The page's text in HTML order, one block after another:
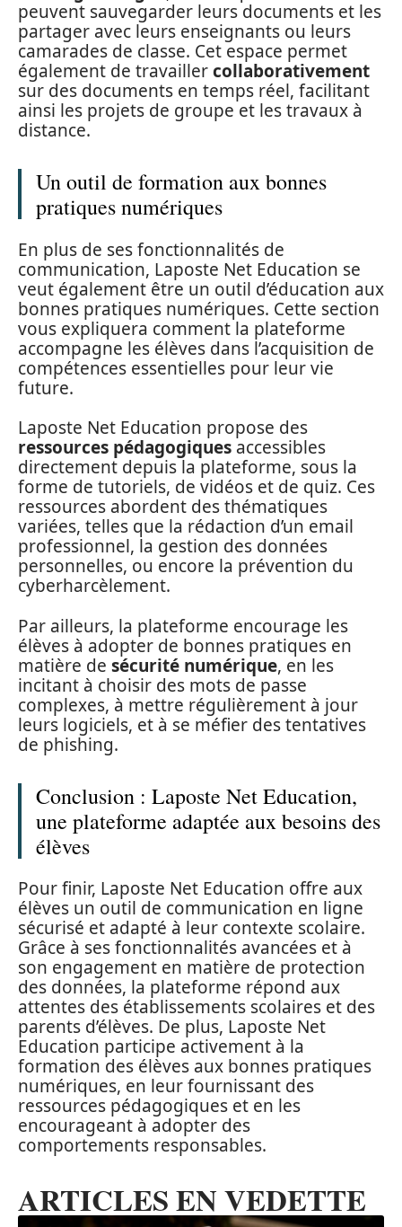
peuvent sauvegarder leurs documents et les
partager avec leurs enseignants ou leurs
camarades de classe. Cet espace permet
également de travaillercollaborativement
sur des documents en temps réel, facilitant
ainsi les projets de groupe et les travaux à
distance.
Un outil de formation aux bonnes
pratiques numériques
En plus de ses fonctionnalités de
communication, Laposte Net Education se
veut également être un outil d’éducation aux
bonnes pratiques numériques. Cette section
vous expliquera comment la plateforme
accompagne les élèves dans l’acquisition de
compétences essentielles pour leur vie
future.
Laposte Net Education propose des
ressources pédagogiques accessibles
directement depuis la plateforme, sous la
forme de tutoriels, de vidéos et de quiz. Ces
ressources abordent des thématiques
variées, telles que la rédaction d’un email
professionnel, la gestion des données
personnelles, ou encore la prévention du
cyberharcèlement.
Par ailleurs, la plateforme encourage les
élèves à adopter de bonnes pratiques en
matière de sécurité numérique, en les
incitant à choisir des mots de passe
complexes, à mettre régulièrement à jour
leurs logiciels, et à se méfier des tentatives
de phishing.
Conclusion : Laposte Net Education,
une plateforme adaptée aux besoins des
élèves
Pour finir, Laposte Net Education offre aux
élèves un outil de communication en ligne
sécurisé et adapté à leur contexte scolaire.
Grâce à ses fonctionnalités avancées et à
son engagement en matière de protection
des données, la plateforme répond aux
attentes des établissements scolaires et des
parents d’élèves. De plus, Laposte Net
Education participe activement à la
formation des élèves aux bonnes pratiques
numériques, en leur fournissant des
ressources pédagogiques et en les
encourageant à adopter des
comportements responsables.
ARTICLES EN VEDETTE